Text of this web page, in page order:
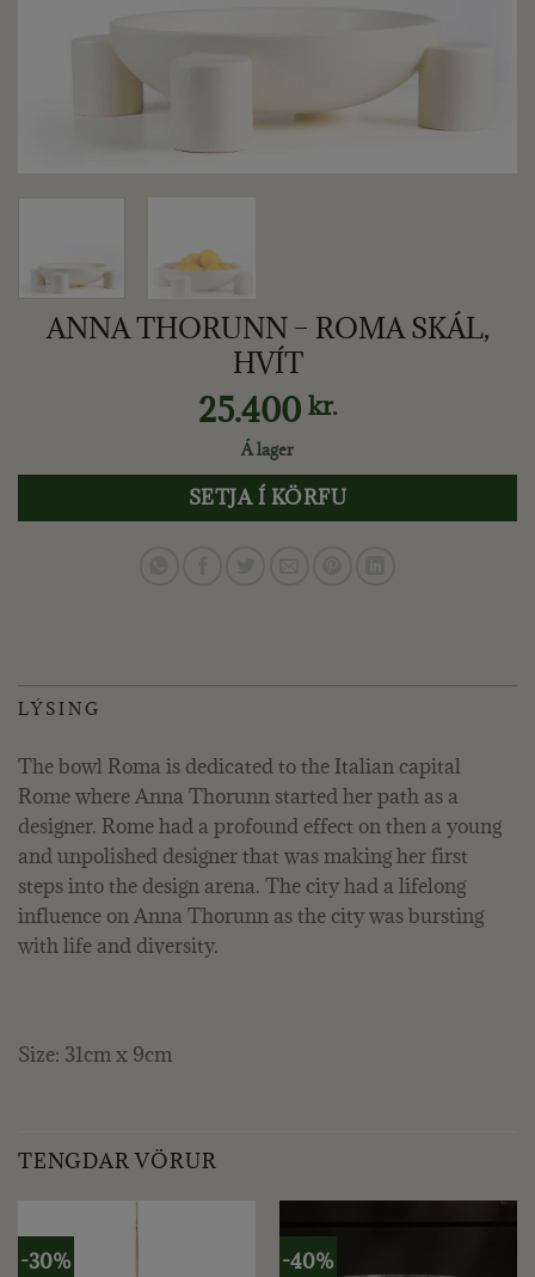
ANNA THORUNN – ROMA SKÁL,
HVÍT
25.400 kr.
Á lager
SETJA Í KÖRFU
LÝSING
The bowl Roma is dedicated to the Italian capital
Rome where Anna Thorunn started her path as a
designer. Rome had a profound effect on then a young
and unpolished designer that was making her first
steps into the design arena. The city had a lifelong
influence on Anna Thorunn as the city was bursting
with life and diversity.
Size: 31cm x 9cm
TENGDAR VÖRUR
-30% -40%